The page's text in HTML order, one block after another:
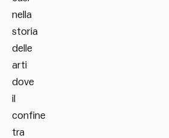
nella
storia
delle
arti
dove
il
confine
tra